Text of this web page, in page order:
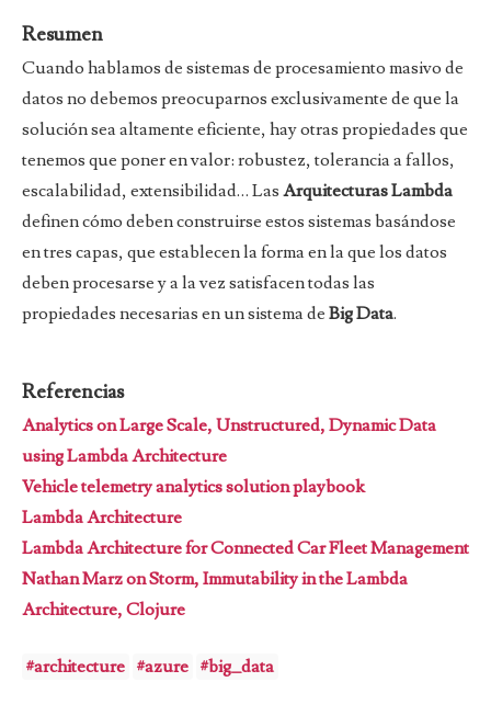
Resumen
Cuando hablamos de sistemas de procesamiento masivo de
datos no debemos preocuparnos exclusivamente de que la
solución sea altamente eficiente, hay otras propiedades que
tenemos que poner en valor: robustez, tolerancia a fallos,
escalabilidad, extensibilidad… Las Arquitecturas Lambda
definen cómo deben construirse estos sistemas basándose
en tres capas, que establecen la forma en la que los datos
deben procesarse y a la vez satisfacen todas las
propiedades necesarias en un sistema de Big Data.
Referencias
Analytics on Large Scale, Unstructured, Dynamic Data
using Lambda Architecture
Vehicle telemetry analytics solution playbook
Lambda Architecture
Lambda Architecture for Connected Car Fleet Management
Nathan Marz on Storm, Immutability in the Lambda
Architecture, Clojure
#architecture #azure #big_data